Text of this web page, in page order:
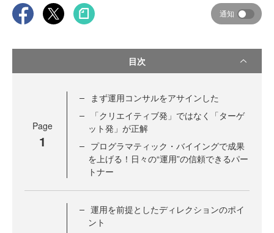
通知
目次
Page
1
まず運用コンサルをアサインした
「クリエイティブ発」ではなく「ターゲ
ット発」が正解
プログラマティック・バイイングで成果
を上げる！日々の“運用”の信頼できるパー
トナー
運用を前提としたディレクションのポイ
ント